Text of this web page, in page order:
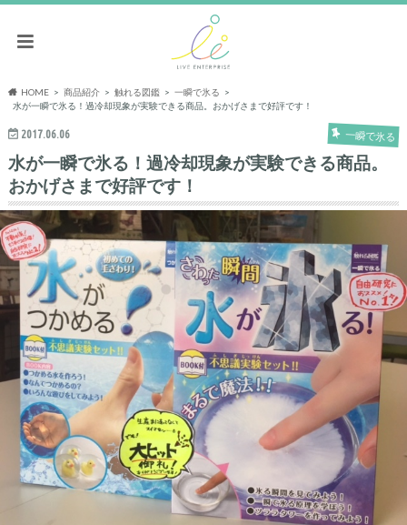
HOME 商品紹介 触れる図鑑
一瞬で氷る
水が一瞬で氷る！過冷却現象が実験できる商品。おかげさまで好評です！
2017.06.06 一瞬で氷る
水が一瞬で氷る！過冷却現象が実験できる商品。
おかげさまで好評です！